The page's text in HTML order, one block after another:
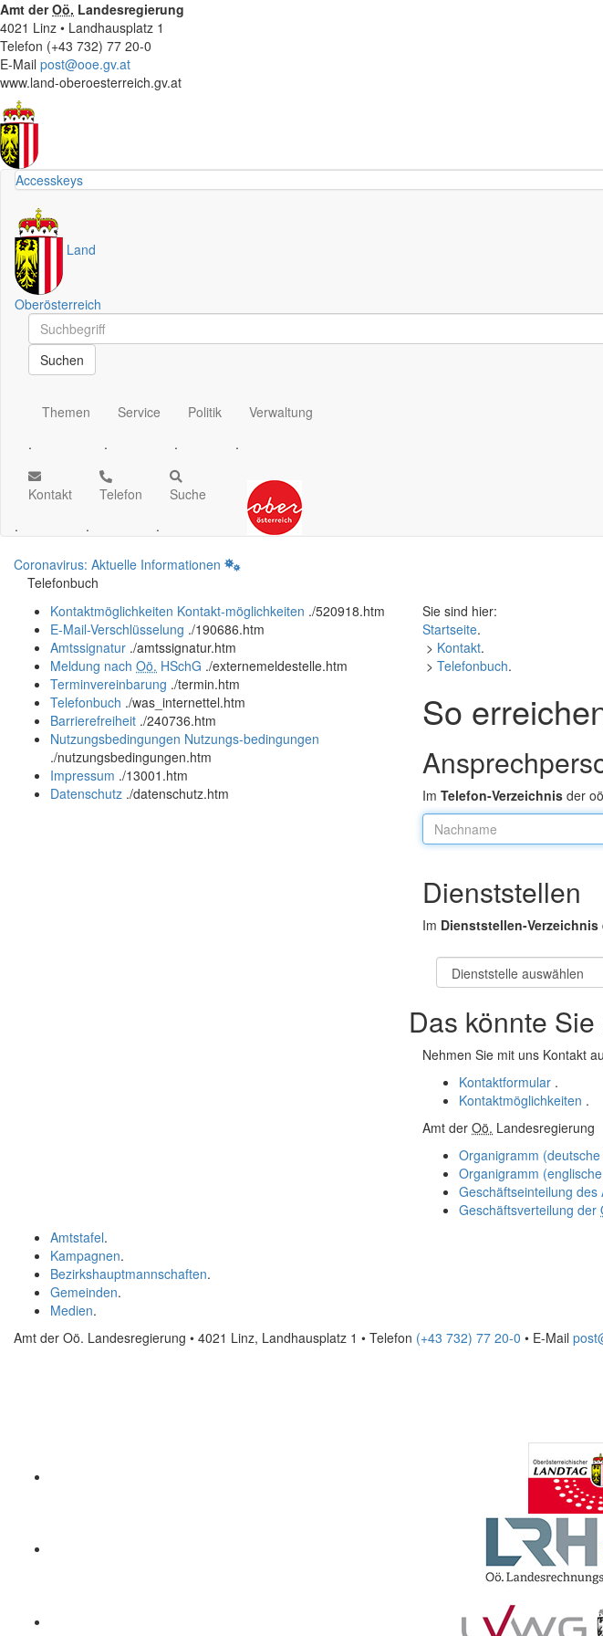
Amt derOö. Landesregierung
4021 Linz • Landhausplatz 1
Telefon (+43 732) 77 20-0
E-Mail post@ooe.gv.at
www.land-oberoesterreich.gv.at
Accesskeys
Land
Oberösterreich
Schnellsuche
Schnellsuche
Suchen
Themen
.
Service
.
Politik
.
Verwaltung
.
Kontakt
.
Telefon
.
Suche
.
Coronavirus: Aktuelle Informationen
Telefonbuch
Kontaktmöglichkeiten Kontakt-möglichkeiten ./520918.htm
E-Mail-Verschlüsselung ./190686.htm
Amtssignatur ./amtssignatur.htm
Meldung nach Oö. HSchG ./externemeldestelle.htm
Terminvereinbarung ./termin.htm
Telefonbuch ./was_internettel.htm
Barrierefreiheit ./240736.htm
Nutzungsbedingungen Nutzungs-bedingungen
./nutzungsbedingungen.htm
Impressum ./13001.htm
Datenschutz ./datenschutz.htm
Sie sind hier:
Startseite.
> Kontakt.
> Telefonbuch.
So
Im Telefon-Verzeichnis der
Nachname:
Dienststellen
Im Dienststellen-Verzeichnis
Das könnte
Nehmen Sie mit uns Kontakt
Kontaktformular .
Kontaktmöglichkeiten .
Amt der Oö. Landesregierung
Organigramm (deutsche
Organigramm
Geschäftseinteilung des
Geschäftsverteilung der
Amtstafel.
Kampagnen.
Bezirkshauptmannschaften.
Gemeinden.
Medien.
Amt der Oö. Landesregierung • 4021 Linz, Landhausplatz 1 • Telefon (+43 732) 77 20-0 • E-Mail